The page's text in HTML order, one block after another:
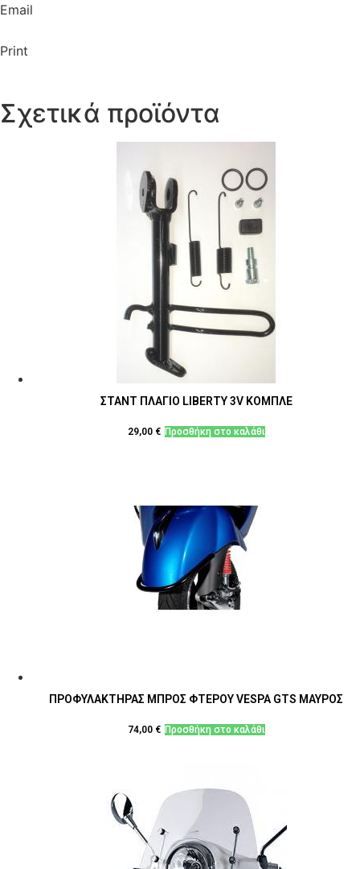
Email
Print
Σχετικά προϊόντα
ΣΤΑΝΤ ΠΛΑΓΙΟ LIBERTY 3V ΚΟΜΠΛΕ
29,00 € Προσθήκη στο καλάθι
ΠΡΟΦΥΛΑΚΤΗΡΑΣ ΜΠΡΟΣ ΦΤΕΡΟΥ VESPA GTS ΜΑΥΡΟΣ
74,00 € Προσθήκη στο καλάθι